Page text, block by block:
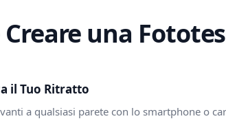
Creare una
il Tuo Ritratto
a qualsiasi parete con lo smartphone o